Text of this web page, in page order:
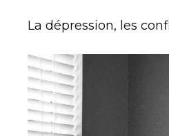
La dépression, les